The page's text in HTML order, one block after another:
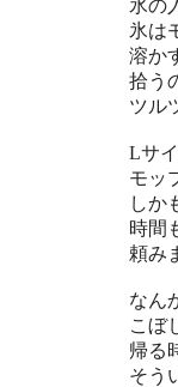
氷の
氷は
溶か
拾う
ツル
Lサ
モッ
しか
時間
頼み
なん
こぼ
帰る
そう